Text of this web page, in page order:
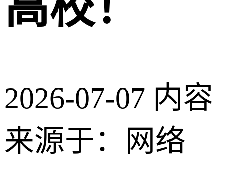
2026-07-07 内容
来源于：网络